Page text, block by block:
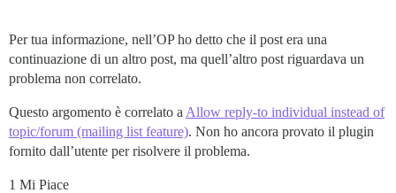
Per tua informazione, nell’OP ho detto che il post era una
continuazione di un altro post, ma quell’altro post riguardava un
problema non correlato.
Questo argomento è correlato a Allow reply-to individual instead of
topic/forum (mailing list feature). Non ho ancora provato il plugin
fornito dall’utente per risolvere il problema.
1 Mi Piace